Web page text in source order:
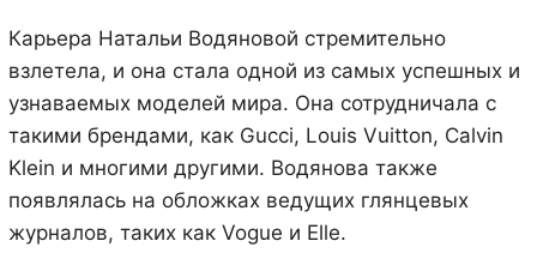
Карьера Натальи Водяновой стремительно
взлетела, и она стала одной из самых успешных и
узнаваемых моделей мира. Она сотрудничала с
такими брендами, как Gucci, Louis Vuitton, Calvin
Klein и многими другими. Водянова также
появлялась на обложках ведущих глянцевых
журналов, таких как Vogue и Elle.